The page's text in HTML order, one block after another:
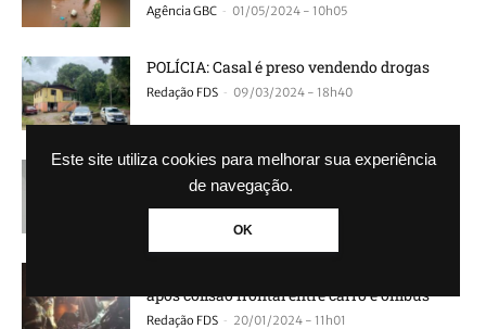
Este site utiliza cookies para melhorar sua experiência
de navegação.
OK
Agência GBC - 01/05/2024 - 10h05
POLÍCIA: Casal é preso vendendo drogas
Redação FDS - 09/03/2024 - 18h40
VIOLÊNCIA: Homem é espancado até a
morte durante assalto
após colisão frontal entre carro e ônibus
Redação FDS - 20/01/2024 - 11h01